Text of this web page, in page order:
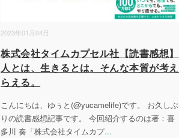
2023年01月04日
株式会社タイムカプセル社【読書感想】
人とは、生きるとは。そんな本質が考え
らえる。
こんにちは、ゆぅと(@yucamelife)です。 お久しぶ
りの読書感想記事です。 今回紹介するのは著：喜
多川 奏「株式会社タイムカプ...